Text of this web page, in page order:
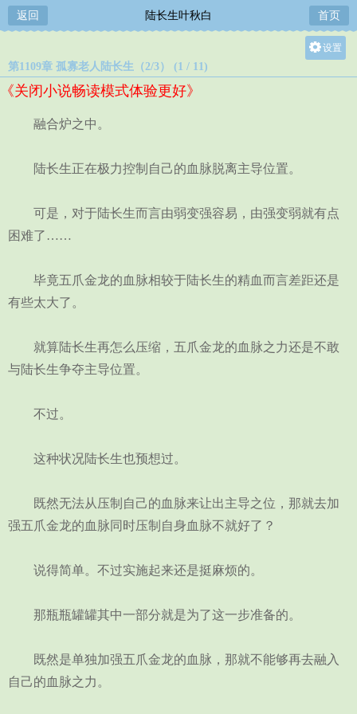
返回 陆长生叶秋白 首页
设置
第1109章 孤寡老人陆长生（2/3） (1 / 11)
《关闭小说畅读模式体验更好》
融合炉之中。
陆长生正在极力控制自己的血脉脱离主导位置。
可是，对于陆长生而言由弱变强容易，由强变弱就有点
困难了……
毕竟五爪金龙的血脉相较于陆长生的精血而言差距还是
有些太大了。
就算陆长生再怎么压缩，五爪金龙的血脉之力还是不敢
与陆长生争夺主导位置。
不过。
这种状况陆长生也预想过。
既然无法从压制自己的血脉来让出主导之位，那就去加
强五爪金龙的血脉同时压制自身血脉不就好了？
说得简单。不过实施起来还是挺麻烦的。
那瓶瓶罐罐其中一部分就是为了这一步准备的。
既然是单独加强五爪金龙的血脉，那就不能够再去融入
自己的血脉之力。